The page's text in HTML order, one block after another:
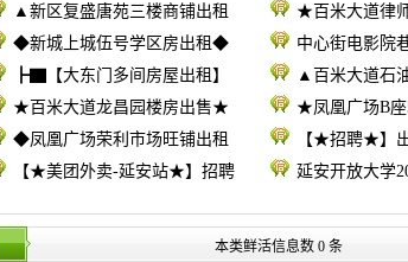
▲新区复盛唐苑三楼商铺出租 ★百米大道律
◆新城上城伍号学区房出租◆ 中心街电影院
┣▇【大东门多间房屋出租】 ▲百米大道石
★百米大道龙昌园楼房出售★ ★凤凰广场B
◆凤凰广场荣利市场旺铺出租 【★招聘★】
【★美团外卖-延安站★】招聘 延安开放大学
本类鲜活信息数 0 条